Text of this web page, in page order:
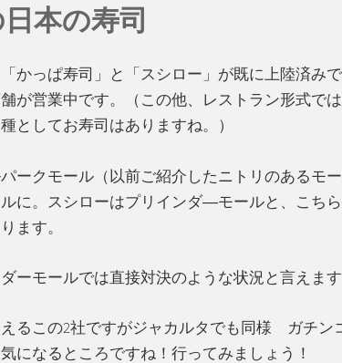
本の寿司
かっぱ寿司」と「スシロー」が既に上陸済み
が営業中です。（この他、レストラン形式で
としてお寿司はありますね。）
ークモール（以前ご紹介したニトリのあるモ
に。スシローはプリインダ―モールと、こち
ます。
モールでは直接対決のような状況と言えます
るこの2社ですがジャカルタでも同様 ガチン
になるところですね！行ってみましょう！